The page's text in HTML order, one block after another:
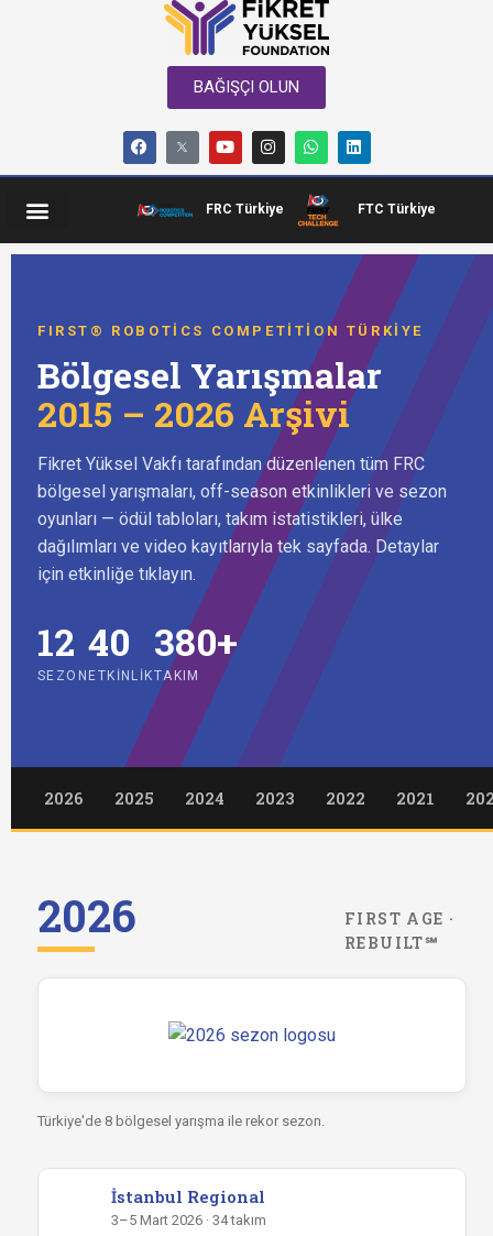
BAĞIŞÇI OLUN
FRC Türkiye FTC Türkiye
FIRST® ROBOTICS COMPETITION TÜRKIYE
Bölgesel Yarışmalar
2015 – 2026 Arşivi
Fikret Yüksel Vakfı tarafından düzenlenen tüm FRC
bölgesel yarışmaları, off-season etkinlikleri ve sezon
oyunları — ödül tabloları, takım istatistikleri, ülke
dağılımları ve video kayıtlarıyla tek sayfada. Detaylar
için etkinliğe tıklayın.
12
SEZON
40
ETKINLIK
380+
TAKIM
2026 2025 2024 2023 2022 2021
2026
FIRST AGE ·
REBUILT℠
Türkiye'de 8 bölgesel yarışma ile rekor sezon.
İstanbul Regional
3–5 Mart 2026 · 34 takım